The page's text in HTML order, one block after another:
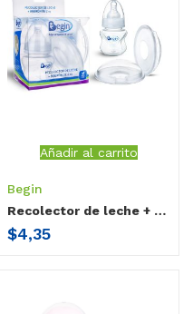
Añadir al carrito
Begin
Recolector de leche + biberón de 2 oz Begin
$4,35